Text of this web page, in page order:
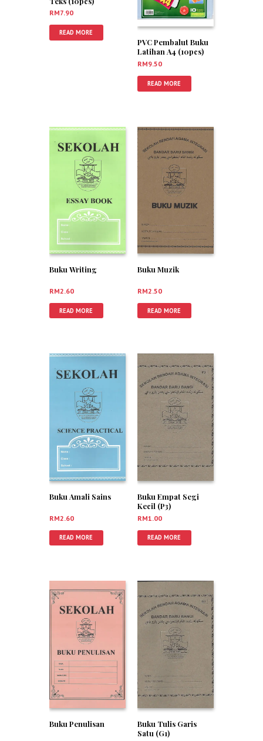
RM7.90
READ MORE
PVC Pembalut Buku
Latihan A4 (10pcs)
RM9.50
READ MORE
Buku Writing
RM2.60
READ MORE
Buku Muzik
RM2.50
READ MORE
Buku Amali Sains
RM2.60
READ MORE
Buku Empat Segi
Kecil (P3)
RM1.00
READ MORE
Buku Penulisan
Buku Tulis Garis
Satu (G1)